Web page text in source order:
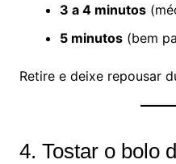
3 a 4 minutos
5 minutos(bem
Retire e deixe repousar
4. Tostar o bolo